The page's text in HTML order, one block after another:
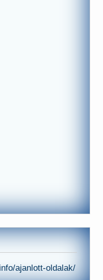
ajanlott-oldalak/